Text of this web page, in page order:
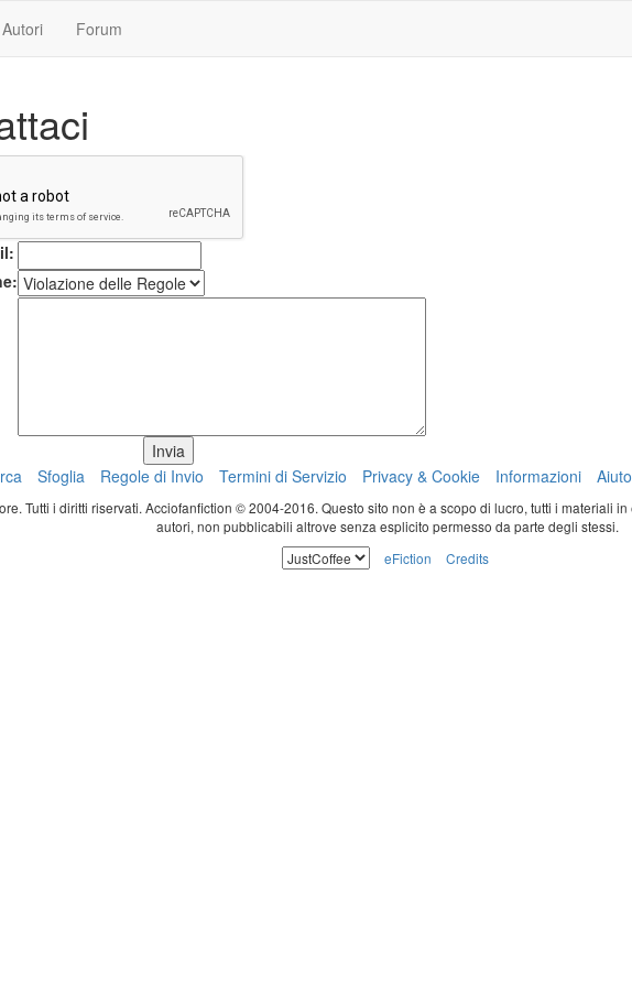
Autori Forum
Sfoglia Regole di Invio Termini di Servizio Privacy & Cookie Informazioni Aiuto
Tutti i diritti riservati. Acciofanfiction © 2004-2016. Questo sito non è a scopo di lucro, tutti i materiali
autori, non pubblicabili altrove senza esplicito permesso da parte degli stessi.
eFiction
Credits